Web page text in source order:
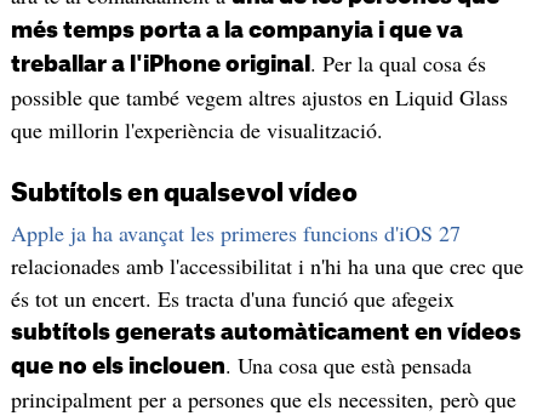
més temps porta a la companyia i que va
treballar a l'iPhone original . Per la qual cosa és
possible que també vegem altres ajustos en Liquid Glass
que millorin l'experiència de visualització.
Subtítols en qualsevol vídeo
Apple ja ha avançat les primeres funcions d'iOS 27
relacionades amb l'accessibilitat i n'hi ha una que crec que
és tot un encert. Es tracta d'una funció que afegeix
subtítols generats automàticament en vídeos
que no els inclouen. Una cosa que està pensada
principalment per a persones que els necessiten, però que